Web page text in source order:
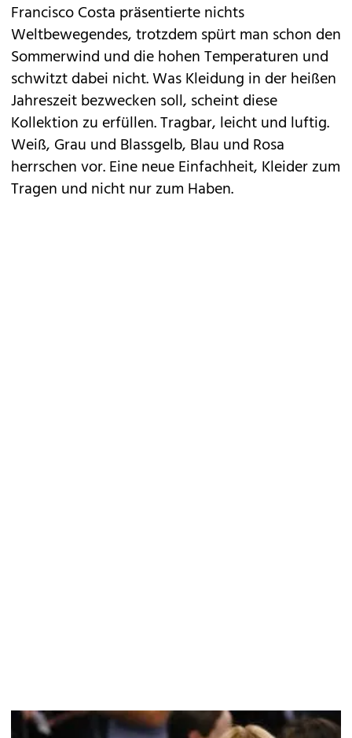
Francisco Costa präsentierte nichts
Weltbewegendes, trotzdem spürt man schon den
Sommerwind und die hohen Temperaturen und
schwitzt dabei nicht. Was Kleidung in der heißen
Jahreszeit bezwecken soll, scheint diese
Kollektion zu erfüllen. Tragbar, leicht und luftig.
Weiß, Grau und Blassgelb, Blau und Rosa
herrschen vor. Eine neue Einfachheit, Kleider zum
Tragen und nicht nur zum Haben.